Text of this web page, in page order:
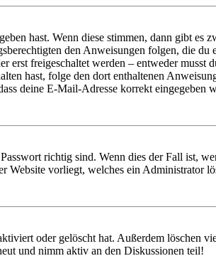
hast. Wenn diese stimmen, dann gibt es
den Anweisungen folgen, die
freigeschaltet werden – entweder musst
hast, folge den dort enthaltenen
deine E-Mail-Adresse korrekt eingegeben
richtig sind. Wenn dies der Fall ist,
Website vorliegt, welches ein Administrator
oder gelöscht hat. Außerdem löschen
und nimm aktiv an den Diskussionen teil!